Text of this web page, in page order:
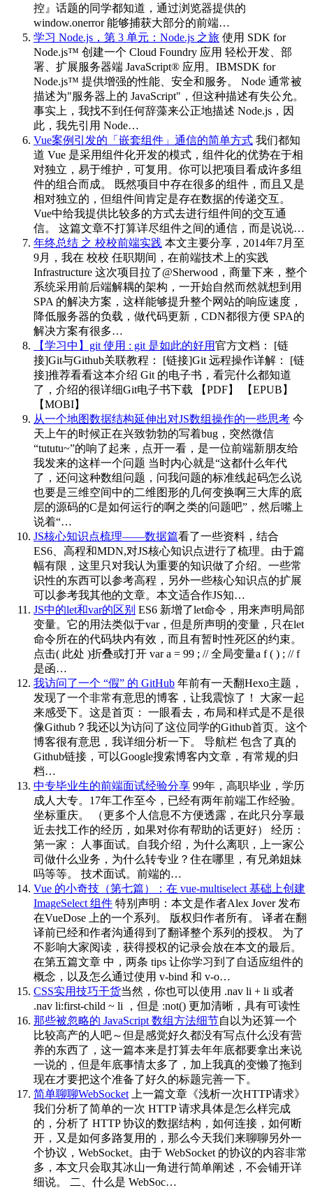
控』话题的同学都知道，通过浏览器提供的
window.onerror 能够捕获大部分的前端…
学习 Node.js，第 3 单元：Node.js 之旅 使用 SDK for
Node.js™ 创建一个 Cloud Foundry 应用 轻松开发、部
署、扩展服务器端 JavaScript® 应用。IBMSDK for
Node.js™ 提供增强的性能、安全和服务。 Node 通常被
描述为"服务器上的 JavaScript"，但这种描述有失公允。
事实上，我找不到任何辞藻来公正地描述 Node.js，因
此，我先引用 Node…
Vue案例引发的「嵌套组件」通信的简单方式 我们都知
道 Vue 是采用组件化开发的模式，组件化的优势在于相
对独立，易于维护，可复用。你可以把项目看成许多组
件的组合而成。 既然项目中存在很多的组件，而且又是
相对独立的，但组件间肯定是存在数据的传递交互。
Vue中给我提供比较多的方式去进行组件间的交互通
信。 这篇文章不打算详尽组件之间的通信，而是说说…
年终总结 之 校校前端实践 本文主要分享，2014年7月至
9月，我在 校校 任职期间，在前端技术上的实践
Infrastructure 这次项目拉了@Sherwood，商量下来，整个
系统采用前后端解耦的架构，一开始自然而然就想到用
SPA 的解决方案，这样能够提升整个网站的响应速度，
降低服务器的负载，做代码更新，CDN都很方便 SPA的
解决方案有很多…
【学习中】git 使用 : git 是如此的好用官方文档： [链
接]Git与Github关联教程： [链接]Git 远程操作详解： [链
接]推荐看看这本介绍 Git 的电子书，看完什么都知道
了，介绍的很详细Git电子书下载 【PDF】 【EPUB】
【MOBI】
从一个地图数据结构延伸出对JS数组操作的一些思考 今
天上午的时候正在兴致勃勃的写着bug，突然微信
“tututu~”的响了起来，点开一看，是一位前端新朋友给
我发来的这样一个问题 当时内心就是“这都什么年代
了，还问这种数组问题，问我问题的标准线起码怎么说
也要是三维空间中的二维图形的几何变换啊三大库的底
层的源码的C是如何运行的啊之类的问题吧”，然后嘴上
说着“…
JS核心知识点梳理——数据篇看了一些资料，结合
ES6、高程和MDN,对JS核心知识点进行了梳理。由于篇
幅有限，这里只对我认为重要的知识做了介绍。一些常
识性的东西可以参考高程，另外一些核心知识点的扩展
可以参考我其他的文章。本文适合作JS知…
JS中的let和var的区别 ES6 新增了let命令，用来声明局部
变量。它的用法类似于var，但是所声明的变量，只在let
命令所在的代码块内有效，而且有暂时性死区的约束。
点击( 此处 )折叠或打开 var a = 99 ; // 全局变量a f ( ) ; // f
是函…
我访问了一个 “假” 的 GitHub 年前有一天翻Hexo主题，
发现了一个非常有意思的博客，让我震惊了！ 大家一起
来感受下。这是首页： 一眼看去，布局和样式是不是很
像Github？我还以为访问了这位同学的Github首页。这个
博客很有意思，我详细分析一下。 导航栏 包含了真的
Github链接，可以Google搜索博客内文章，有常规的归
档…
中专毕业生的前端面试经验分享 99年，高职毕业，学历
成人大专。17年工作至今，已经有两年前端工作经验。
坐标重庆。 （更多个人信息不方便透露，在此只分享最
近去找工作的经历，如果对你有帮助的话更好） 经历：
第一家： 人事面试。自我介绍，为什么离职，上一家公
司做什么业务，为什么转专业？住在哪里，有兄弟姐妹
吗等等。 技术面试。前端的…
Vue 的小奇技（第七篇）：在 vue-multiselect 基础上创建
ImageSelect 组件 特别声明：本文是作者Alex Jover 发布
在VueDose 上的一个系列。 版权归作者所有。 译者在翻
译前已经和作者沟通得到了翻译整个系列的授权。 为了
不影响大家阅读，获得授权的记录会放在本文的最后。
在第五篇文章 中，两条 tips 让你学习到了自适应组件的
概念，以及怎么通过使用 v-bind 和 v-o…
CSS实用技巧干货当然，你也可以使用 .nav li + li 或者
.nav li:first-child ~ li ，但是 :not() 更加清晰，具有可读性
那些被忽略的 JavaScript 数组方法细节自以为还算一个
比较高产的人吧～但是感觉好久都没有写点什么没有营
养的东西了，这一篇本来是打算去年年底都要拿出来说
一说的，但是年底事情太多了，加上我真的变懒了拖到
现在才要把这个准备了好久的标题完善一下。
简单聊聊WebSocket 上一篇文章《浅析一次HTTP请求》
我们分析了简单的一次 HTTP 请求具体是怎么样完成
的，分析了 HTTP 协议的数据结构，如何连接，如何断
开，又是如何多路复用的，那么今天我们来聊聊另外一
个协议，WebSocket。由于 WebSocket 的协议的内容非常
多，本文只会取其冰山一角进行简单阐述，不会铺开详
细说。 二、什么是 WebSoc…